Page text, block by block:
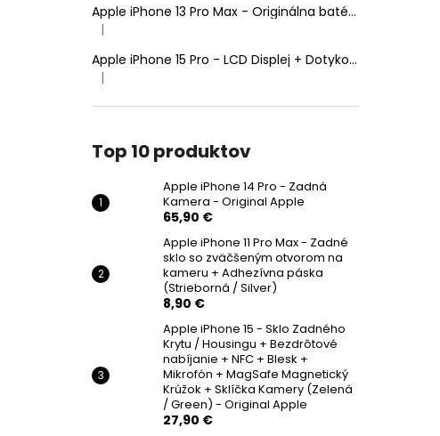
Apple iPhone 13 Pro Max - Originálna batéria 4352mAh (Zdravie batérie: 100% - bez hlásenia o neznámom diele)
Hodnotenie produktu je 5 z 5 hviezdičiek.
|
Apple iPhone 15 Pro - LCD Displej + Dotyková Plocha + Rám - SmartPremium Hard OLED
Hodnotenie produktu je 5 z 5 hviezdičiek.
|
Top 10 produktov
Apple iPhone 14 Pro - Zadná
Kamera - Original Apple
65,90 €
Apple iPhone 11 Pro Max - Zadné
sklo so zväčšeným otvorom na
kameru + Adhezívna páska
(Strieborná / Silver)
8,90 €
Apple iPhone 15 - Sklo Zadného
Krytu / Housingu + Bezdrôtové
nabíjanie + NFC + Blesk +
Mikrofón + MagSafe Magnetický
Krúžok + Sklíčka Kamery (Zelená
/ Green) - Original Apple
27,90 €